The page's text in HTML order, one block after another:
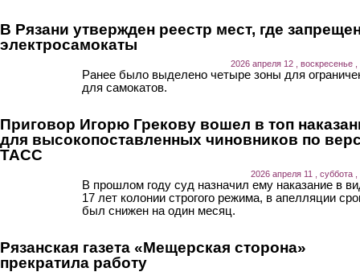
В Рязани утвержден реестр мест, где
электросамокаты
2026 апреля 12 , воскресенье ,
Ранее было выделено четыре зоны для
для самокатов.
Приговор Игорю Грекову вошел в топ
для высокопоставленных чиновников по
ТАСС
2026 апреля 11 , суббота ,
В прошлом году суд назначил ему наказание в
17 лет колонии строгого режима, в апелляции
был снижен на один месяц.
Рязанская газета «Мещерская сторона»
прекратила работу